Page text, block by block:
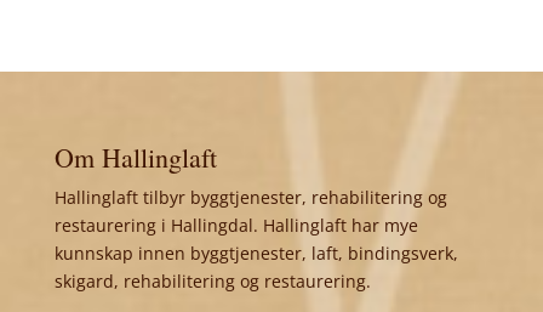
Om Hallinglaft
Hallinglaft tilbyr byggtjenester, rehabilitering og
restaurering i Hallingdal. Hallinglaft har mye
kunnskap innen byggtjenester, laft, bindingsverk,
skigard, rehabilitering og restaurering.